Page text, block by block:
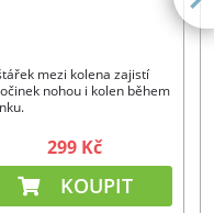
mezi kolena zajistí
nohou i kolen během
299 Kč
KOUPIT